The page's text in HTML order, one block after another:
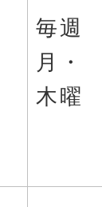
毎週
月・
木曜